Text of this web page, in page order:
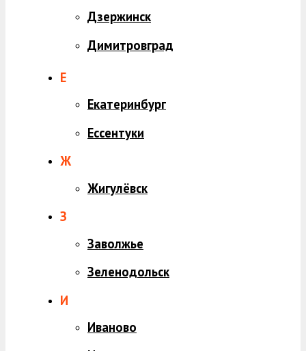
Дзержинск
Димитровград
Е
Екатеринбург
Ессентуки
Ж
Жигулёвск
З
Заволжье
Зеленодольск
И
Иваново